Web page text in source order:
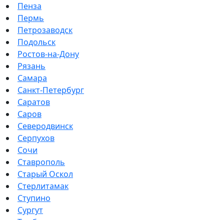
Пенза
Пермь
Петрозаводск
Подольск
Ростов-на-Дону
Рязань
Самара
Санкт-Петербург
Саратов
Саров
Северодвинск
Серпухов
Сочи
Ставрополь
Старый Оскол
Стерлитамак
Ступино
Сургут